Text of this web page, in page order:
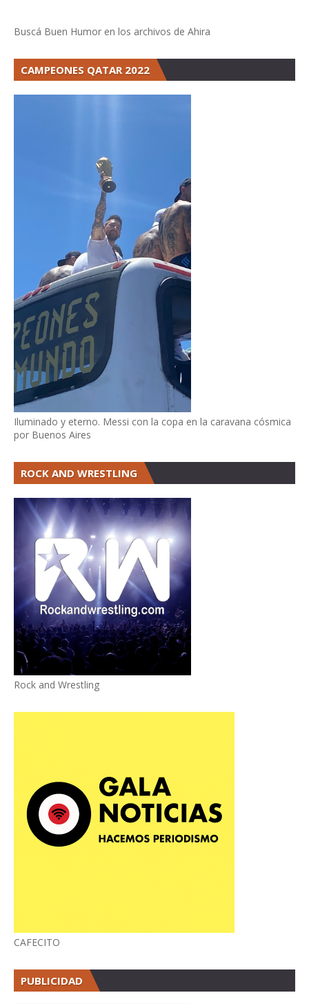
Buscá Buen Humor en los archivos de Ahira
CAMPEONES QATAR 2022
Iluminado y eterno. Messi con la copa en la caravana cósmica
por Buenos Aires
ROCK AND WRESTLING
Rock and Wrestling
CAFECITO
PUBLICIDAD